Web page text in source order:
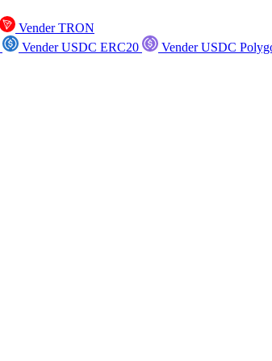
Vender TRON
Vender USDC ERC20
Vender USDC